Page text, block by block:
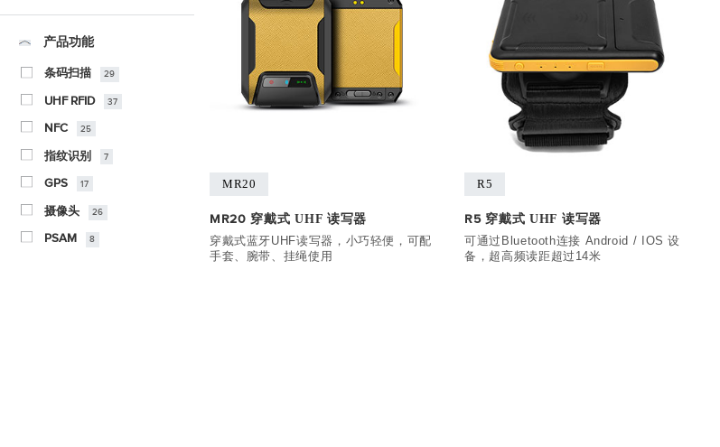
产品功能
条码扫描 29
UHF RFID 37
NFC 25
指纹识别 7
GPS 17
摄像头 26
PSAM 8
MR20
MR20 穿戴式 UHF 读写器
穿戴式蓝牙UHF读写器，小巧轻便，可配
手套、腕带、挂绳使用
R5
R5穿戴式 UHF 读写器
可通过Bluetooth连接 Android / IOS 设
备，超高频读距超过14米